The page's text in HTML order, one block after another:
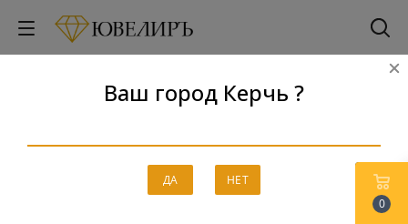
Ваш город Керчь ?
ДА НЕТ
Серебро Подвески
Подвес Золотой
Стандарт
0